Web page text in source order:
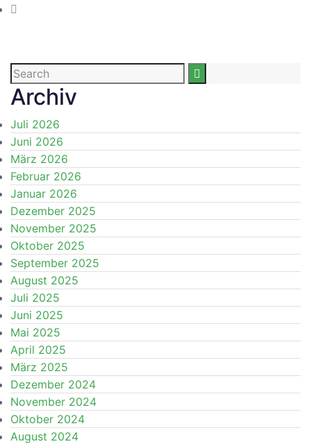
Archiv
Juli 2026
Juni 2026
März 2026
Februar 2026
Januar 2026
Dezember 2025
November 2025
Oktober 2025
September 2025
August 2025
Juli 2025
Juni 2025
Mai 2025
April 2025
März 2025
Dezember 2024
November 2024
Oktober 2024
August 2024